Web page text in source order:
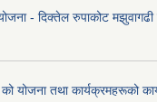
योजना - दिक्तेल रुपाकोट
तथा कार्यक्रमहरूको